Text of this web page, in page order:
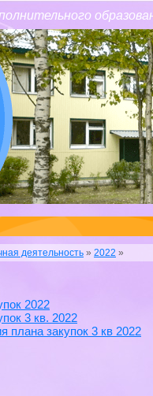
деятельность » 2022 »
2022
3 кв. 2022
плана закупок 3 кв 2022